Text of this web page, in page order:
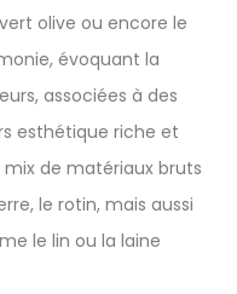
olive ou encore le
évoquant la
associées à des
esthétique riche et
de matériaux bruts
le rotin, mais aussi
le lin ou la laine